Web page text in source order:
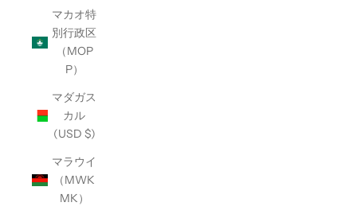
マカオ特
別行政区
（MOP
P）
マダガス
カル
(USD $)
マラウイ
（MWK
MK）